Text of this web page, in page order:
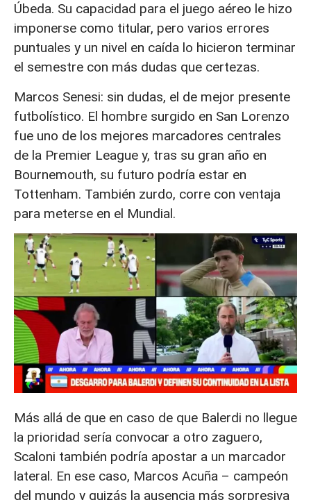
Úbeda. Su capacidad para el juego aéreo le hizo
imponerse como titular, pero varios errores
puntuales y un nivel en caída lo hicieron terminar
el semestre con más dudas que certezas.
Marcos Senesi: sin dudas, el de mejor presente
futbolístico. El hombre surgido en San Lorenzo
fue uno de los mejores marcadores centrales
de la Premier League y, tras su gran año en
Bournemouth, su futuro podría estar en
Tottenham. También zurdo, corre con ventaja
para meterse en el Mundial.
Más allá de que en caso de que Balerdi no llegue
la prioridad sería convocar a otro zaguero,
Scaloni también podría apostar a un marcador
lateral. En ese caso, Marcos Acuña – campeón
del mundo y quizás la ausencia más sorpresiva